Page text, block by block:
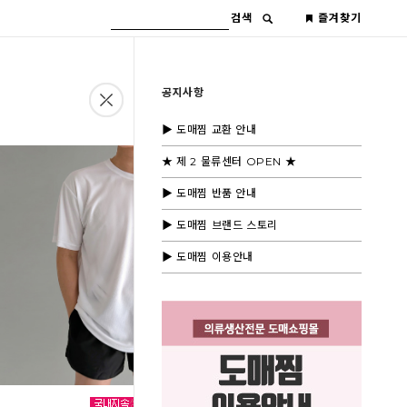
검색 즐겨찾기
공지사항
▶ 도매찜 교환 안내
★ 제 2 물류센터 OPEN ★
▶ 도매찜 반품 안내
▶ 도매찜 브랜드 스토리
▶ 도매찜 이용안내